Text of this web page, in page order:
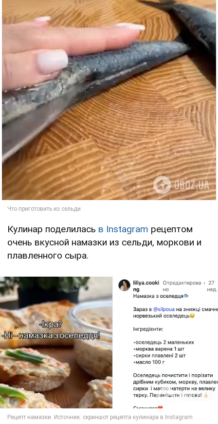
Кулинар поделилась в Instagram рецептом
очень вкусной намазки из сельди, моркови и
плавленного сыра.